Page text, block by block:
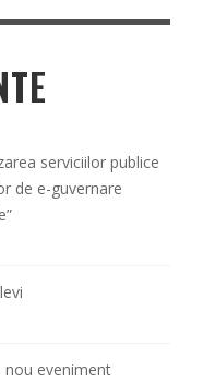
serviciilor publice
de e-guvernare
nou eveniment